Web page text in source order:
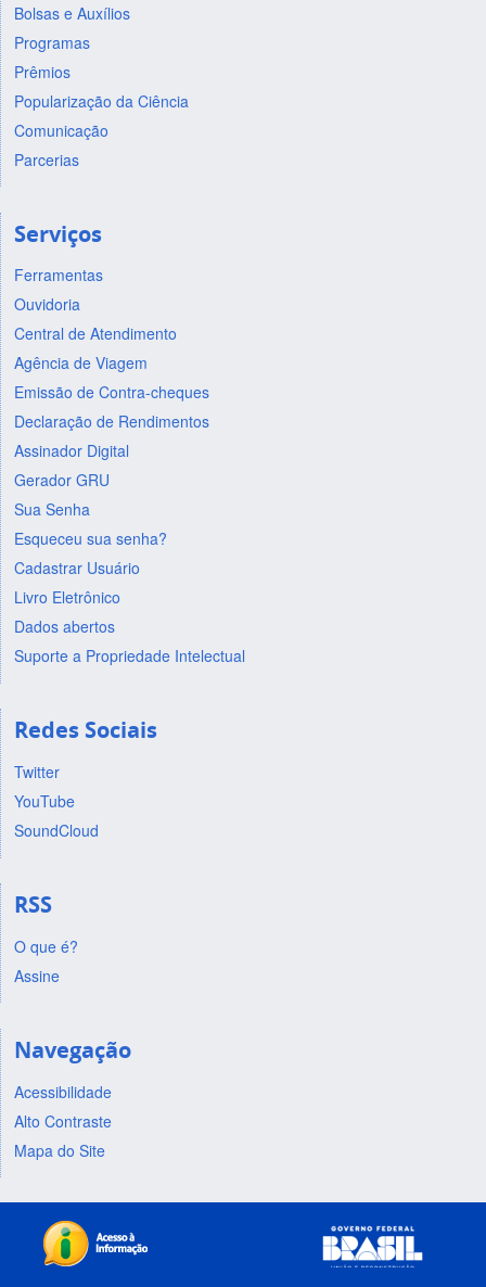
Bolsas e Auxílios
Programas
Prêmios
Popularização da Ciência
Comunicação
Parcerias
Serviços
Ferramentas
Ouvidoria
Central de Atendimento
Agência de Viagem
Emissão de Contra-cheques
Declaração de Rendimentos
Assinador Digital
Gerador GRU
Sua Senha
Esqueceu sua senha?
Cadastrar Usuário
Livro Eletrônico
Dados abertos
Suporte a Propriedade Intelectual
Redes Sociais
Twitter
YouTube
SoundCloud
RSS
O que é?
Assine
Navegação
Acessibilidade
Alto Contraste
Mapa do Site